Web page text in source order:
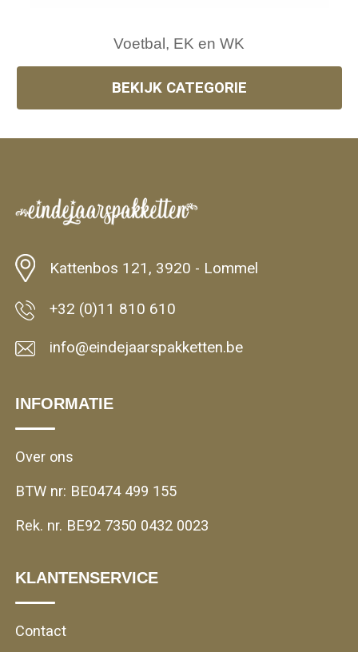
Voetbal, EK en WK
BEKIJK CATEGORIE
Kattenbos 121, 3920 - Lommel
+32 (0)11 810 610
info@eindejaarspakketten.be
INFORMATIE
Over ons
BTW nr: BE0474 499 155
Rek. nr. BE92 7350 0432 0023
KLANTENSERVICE
Contact